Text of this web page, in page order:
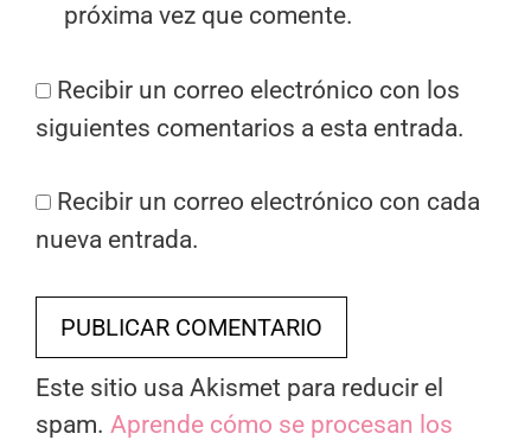
próxima vez que comente.
Recibir un correo electrónico con los
siguientes comentarios a esta entrada.
Recibir un correo electrónico con cada
nueva entrada.
Este sitio usa Akismet para reducir el
spam. Aprende cómo se procesan los